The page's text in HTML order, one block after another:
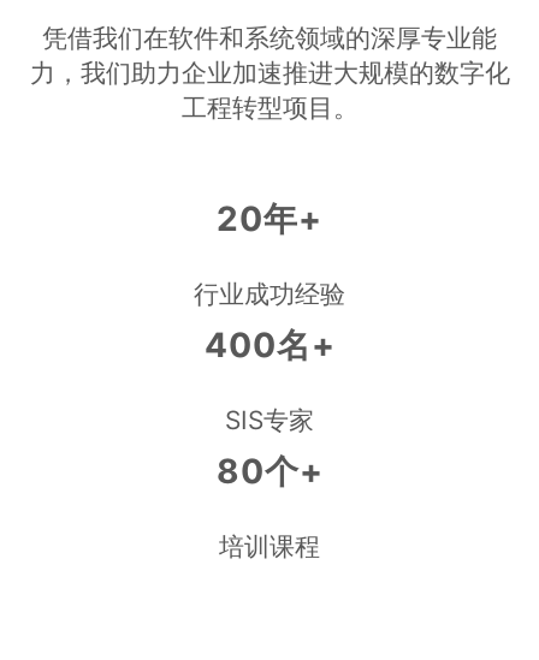
凭借我们在软件和系统领域的深厚专业能
力，我们助力企业加速推进大规模的数字化
工程转型项目。
20年+
行业成功经验
400名+
SIS专家
80个+
培训课程